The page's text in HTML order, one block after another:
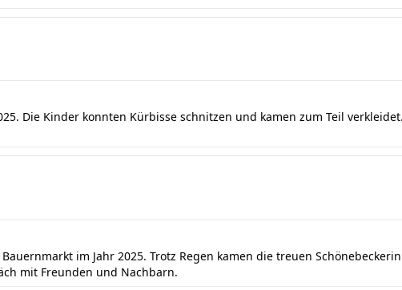
Die Kinder konnten Kürbisse schnitzen und kamen zum Teil
im Jahr 2025. Trotz Regen kamen die treuen
mit Freunden und Nachbarn.